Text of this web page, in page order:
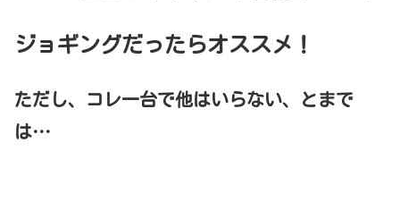
ジョギングだったらオススメ！
ただし、コレ一台で他はいらない、とまで
は…